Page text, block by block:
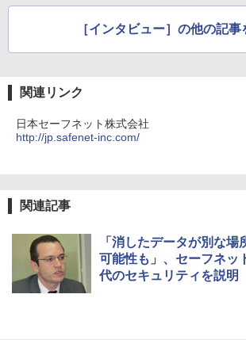
長の江
［インタビュー］の他の記事
関連リンク
日本セーフネット株式会社
http://jp.safenet-inc.com/
関連記事
「消したデータが別な場
可能性も」、セーフネッ
代のセキュリティを説明